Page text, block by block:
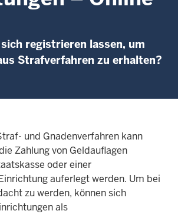
registrieren lassen, um
Strafverfahren zu erhalten?
und Gnadenverfahren kann
Zahlung von Geldauflagen
oder einer
auferlegt werden. Um bei
zu werden, können sich
als